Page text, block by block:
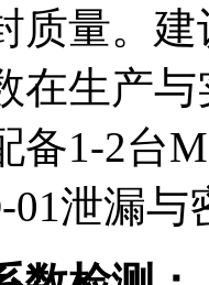
质量。
在生产
备1-2台
01泄漏